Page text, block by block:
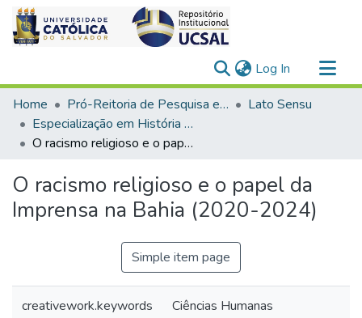
Log In (current)
Communities & Collections
All of DSpace
Statistics
Home Pró-Reitoria de Pesquisa e Pós-Graduação > Stricto Sensu
Lato Sensu
Especialização em História da Bahia
O racismo religioso e o papel da Imprensa na Bahia (2020-2024)
O racismo religioso e o papel da
Imprensa na Bahia (2020-2024)
Simple item page
creativework.keywords Ciências Humanas